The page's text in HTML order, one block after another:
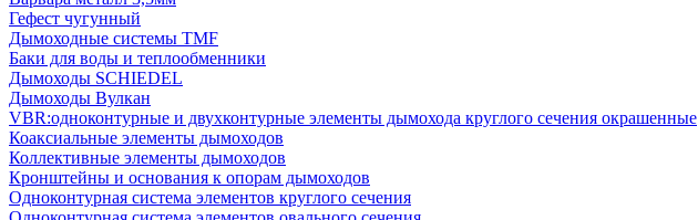
Гефест чугунный
Дымоходные системы TMF
Баки для воды и теплообменники
Дымоходы SCHIEDEL
Дымоходы Вулкан
VBR:одноконтурные и двухконтурные элементы дымохода круглого сечения окрашенные
Коаксиальные элементы дымоходов
Коллективные элементы дымоходов
Кронштейны и основания к опорам дымоходов
Одноконтурная система элементов круглого сечения